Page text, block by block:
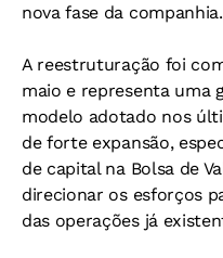
nova fase da companhia.
A reestruturação foi
maio e representa uma
modelo adotado nos
de forte expansão,
de capital na Bolsa de
direcionar os esforços
das operações já